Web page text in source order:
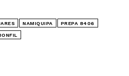
NAMIQUIPA PREPA 8406